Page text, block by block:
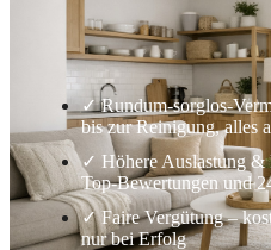
✓ Rundum-sorglos-
bis zur Reinigung, alles
✓ Höhere Auslastung &
Top-Bewertungen und
✓ Faire Vergütung –
nur bei Erfolg